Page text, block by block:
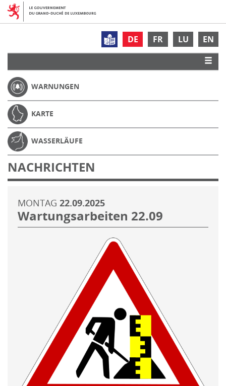
DE FR LU EN
WARNUNGEN
KARTE
WASSERLÄUFE
NACHRICHTEN
MONTAG 22.09.2025
Wartungsarbeiten 22.09